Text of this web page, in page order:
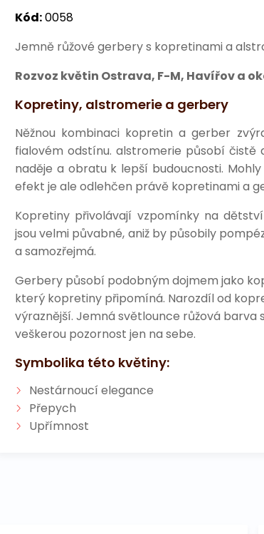
Kód:0058
Jemně růžové gerbery s kopretinami a
Rozvoz květin Ostrava, F-M, Havířov a
Kopretiny, alstromerie a gerbery
Něžnou kombinaci kopretin a gerber
fialovém odstínu. alstromerie působí čistě
naděje a obratu k lepší budoucnosti.
efekt je ale odlehčen právě kopretinami a
Kopretiny přivolávají vzpomínky na
jsou velmi půvabné, aniž by působily
a samozřejmá.
Gerbery působí podobným dojmem jako
který kopretiny připomíná. Narozdíl od
výraznější. Jemná světlounce růžová
veškerou pozornost jen na sebe.
Symbolika této květiny:
Nestárnoucí elegance
Přepych
Upřímnost